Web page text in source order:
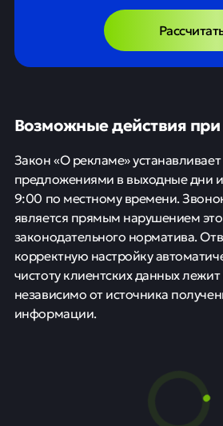
Возможные действия
Закон «О рекламе»
предложениями в выходные дни
9:00 по местному времени.
является прямым нарушением
законодательного норматива.
корректную настройку
чистоту клиентских данных
независимо от источника
информации.
круглогодичный